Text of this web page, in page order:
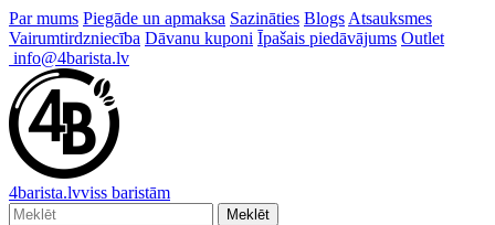
Par mums Piegāde un apmaksa Sazināties Blogs Atsauksmes
Vairumtirdzniecība Dāvanu kuponi Īpašais piedāvājums Outlet
info@4barista.lv
4barista.lvviss baristām
Meklēt